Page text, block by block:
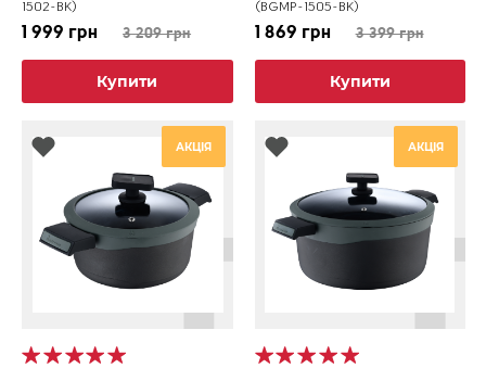
1502-BK)
1 999 грн 3 209 грн
Купити
(BGMP-1505-BK)
1 869 грн 3 399 грн
Купити
АКЦІЯ АКЦІЯ